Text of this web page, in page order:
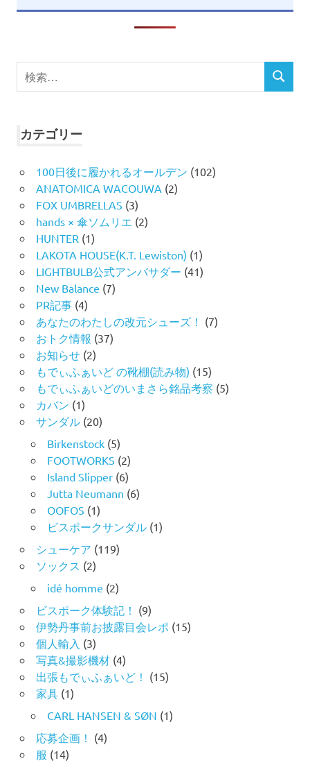
検
索
検
索
カテゴリー
100日後に履かれるオールデン (102)
ANATOMICA WACOUWA (2)
FOX UMBRELLAS (3)
hands × 傘ソムリエ (2)
HUNTER (1)
LAKOTA HOUSE(K.T. Lewiston) (1)
LIGHTBULB公式アンバサダー (41)
New Balance (7)
PR記事(4)
あなたのわたしの改元シューズ！ (7)
おトク情報 (37)
お知らせ(2)
もでぃふぁいど の靴棚(読み物) (15)
もでぃふぁいどのいまさら銘品考察 (5)
カバン (1)
サンダル(20)
Birkenstock(5)
FOOTWORKS (2)
Island Slipper(6)
Jutta Neumann (6)
OOFOS (1)
ビスポークサンダル(1)
シューケア (119)
ソックス (2)
idé homme (2)
ビスポーク体験記！ (9)
伊勢丹事前お披露目会レポ (15)
個人輸入 (3)
写真&撮影機材(4)
出張もでぃふぁいど！ (15)
家具(1)
CARL HANSEN & SØN (1)
応募企画！ (4)
服 (14)